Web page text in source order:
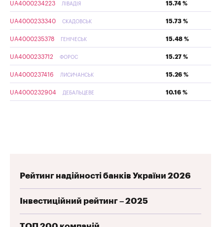
UA4000234223 ЛІВАДІЯ 15.74 %
UA4000233340 СКАДОВСЬК 15.73 %
UA4000235378 ГЕНІЧЕСЬК 15.48 %
UA4000233712 ФОРОС 15.27 %
UA4000237416 ЛИСИЧАНСЬК 15.26 %
UA4000232904 ДЕБАЛЬЦЕВЕ 10.16 %
Рейтинг надійності банків України 2026
Інвестиційний рейтинг – 2025